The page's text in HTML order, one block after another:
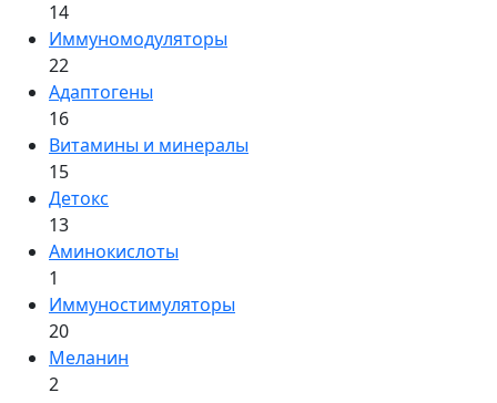
14
Иммуномодуляторы
22
Адаптогены
16
Витамины и минералы
15
Детокс
13
Аминокислоты
1
Иммуностимуляторы
20
Меланин
2